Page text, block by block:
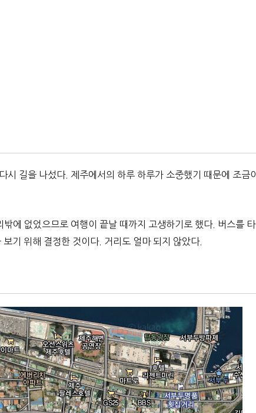
시 길을 나섰다. 제주에서의 하루 하루가 소중했기 때문에 조금이
에 없었으므로 여행이 끝날 때까지 고생하기로 했다. 버스를 타
기 위해 결정한 것이다. 거리도 얼마 되지 않았다.